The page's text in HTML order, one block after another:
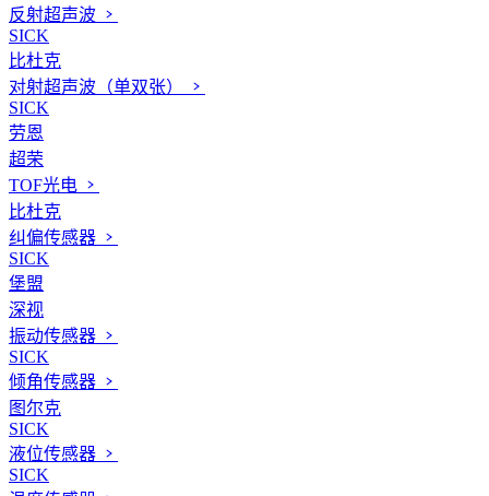
反射超声波
SICK
比杜克
对射超声波（单双张）
SICK
劳恩
超荣
TOF光电
比杜克
纠偏传感器
SICK
堡盟
深视
振动传感器
SICK
倾角传感器
图尔克
SICK
液位传感器
SICK